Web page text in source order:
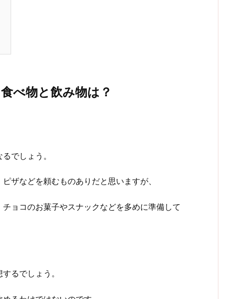
べ物と飲み物は？
でしょう。
ザなどを頼むものありだと思いますが、
ョコのお菓子やスナックなどを多めに準備して
るでしょう。